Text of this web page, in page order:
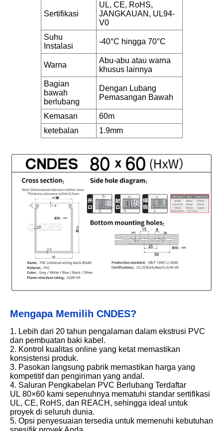
Sertifikasi
UL, CE, RoHS,
JANGKAUAN, UL94-
V0
Suhu
Instalasi
-40°C hingga 70°C
Warna
Abu-abu atau warna
khusus lainnya
Bagian
bawah
berlubang
Dengan Lubang
Pemasangan Bawah
Kemasan
60m
ketebalan
1.9mm
Mengapa Memilih CNDES?
1. Lebih dari 20 tahun pengalaman dalam ekstrusi PVC
dan pembuatan baki kabel.
2. Kontrol kualitas online yang ketat memastikan
konsistensi produk.
3. Pasokan langsung pabrik memastikan harga yang
kompetitif dan pengiriman yang andal.
4. Saluran Pengkabelan PVC Berlubang Terdaftar
UL 80×60 kami sepenuhnya mematuhi standar sertifikasi
UL, CE, RoHS, dan REACH, sehingga ideal untuk
proyek di seluruh dunia.
5. Opsi penyesuaian tersedia untuk memenuhi kebutuhan